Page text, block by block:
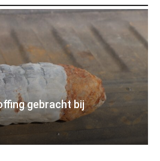
gebracht bij